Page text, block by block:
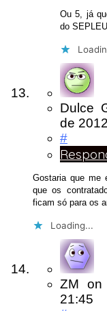
Ou 5, já
do
Dulce
de 2012
#
Gostaria que me
que os
ficam só para os
Loading...
ZM on
21:45